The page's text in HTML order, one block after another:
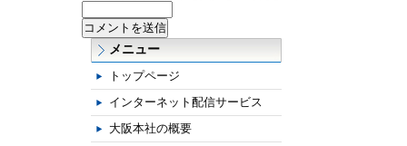
メニュー
トップページ
インターネット配信サービス
大阪本社の概要